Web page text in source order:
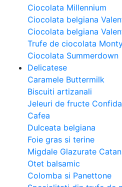
Ciocolata Millennium
Ciocolata belgiana
Ciocolata belgiana
Trufe de ciocolata
Ciocolata Summerdown
Delicatese
Caramele Buttermilk
Biscuiti artizanali
Jeleuri de fructe
Cafea
Dulceata belgiana
Foie gras si terine
Migdale Glazurate
Otet balsamic
Colomba si Panettone